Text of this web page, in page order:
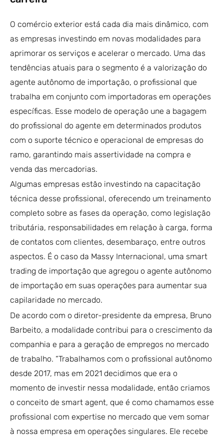
O comércio exterior está cada dia mais dinâmico, com
as empresas investindo em novas modalidades para
aprimorar os serviços e acelerar o mercado. Uma das
tendências atuais para o segmento é a valorização do
agente autônomo de importação, o profissional que
trabalha em conjunto com importadoras em operações
específicas. Esse modelo de operação une a bagagem
do profissional do agente em determinados produtos
com o suporte técnico e operacional de empresas do
ramo, garantindo mais assertividade na compra e
venda das mercadorias.
Algumas empresas estão investindo na capacitação
técnica desse profissional, oferecendo um treinamento
completo sobre as fases da operação, como legislação
tributária, responsabilidades em relação à carga, forma
de contatos com clientes, desembaraço, entre outros
aspectos. É o caso da Massy Internacional, uma smart
trading de importação que agregou o agente autônomo
de importação em suas operações para aumentar sua
capilaridade no mercado.
De acordo com o diretor-presidente da empresa, Bruno
Barbeito, a modalidade contribui para o crescimento da
companhia e para a geração de empregos no mercado
de trabalho. “Trabalhamos com o profissional autônomo
desde 2017, mas em 2021 decidimos que era o
momento de investir nessa modalidade, então criamos
o conceito de smart agent, que é como chamamos esse
profissional com expertise no mercado que vem somar
à nossa empresa em operações singulares. Ele recebe